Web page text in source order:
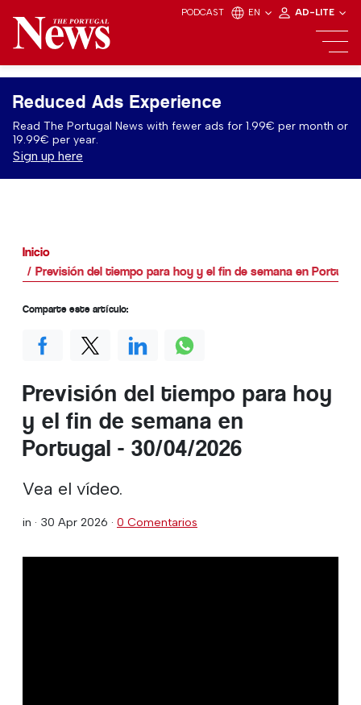
PODCAST EN AD-LITE
Reduced Ads Experience
Read The Portugal News with fewer ads for 1.99€ per month or
19.99€ per year.
Sign up here
Inicio
Previsión del tiempo para hoy y el fin de semana en Portugal
Previsión del tiempo para hoy
y el fin de semana en
Portugal - 30/04/2026
Vea el vídeo.
in · 30 Apr 2026 · 0 Comentarios
Comparte este artículo: